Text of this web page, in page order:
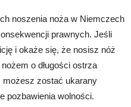
noszenia noża w Niemczech
prawnych. Jeśli
i okaże się, że nosisz nóż
o długości ostrza
możesz zostać ukarany
pozbawienia wolności.